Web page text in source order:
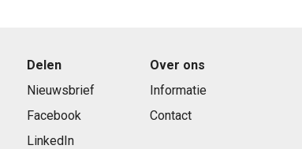
Delen
Nieuwsbrief
Facebook
LinkedIn
Over ons
Informatie
Contact